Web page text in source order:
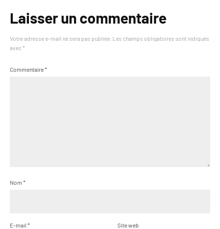
Laisser un commentaire
Votre adresse e-mail ne sera pas publiée. Les champs obligatoires sont indiqués
avec *
Commentaire*
Nom *
E-mail * Site web